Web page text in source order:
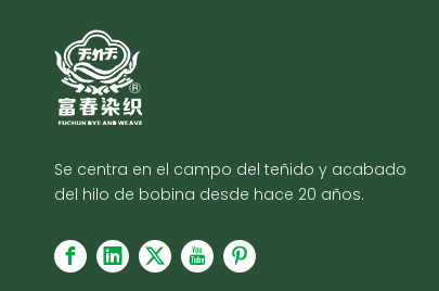
Se centra en el campo del teñido y acabado
del hilo de bobina desde hace 20 años.